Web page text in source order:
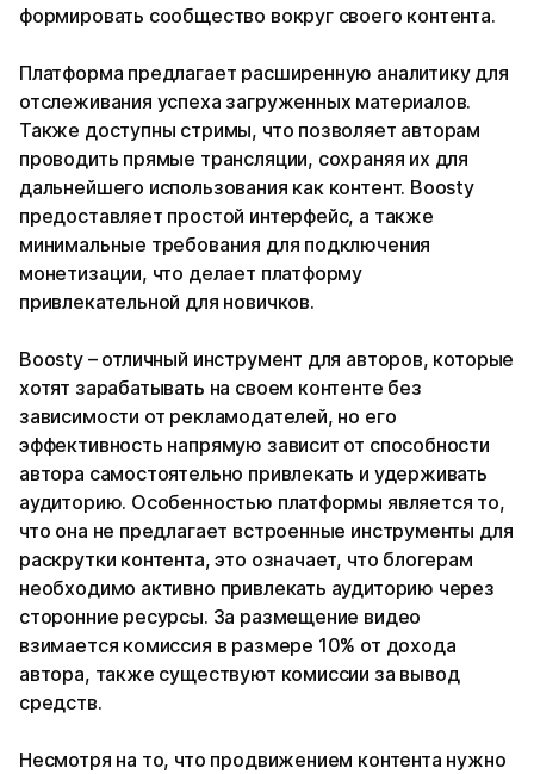
формировать сообщество вокруг своего контента.
Платформа предлагает расширенную аналитику для
отслеживания успеха загруженных материалов.
Также доступны стримы, что позволяет авторам
проводить прямые трансляции, сохраняя их для
дальнейшего использования как контент. Boosty
предоставляет простой интерфейс, а также
минимальные требования для подключения
монетизации, что делает платформу
привлекательной для новичков.
Boosty – отличный инструмент для авторов, которые
хотят зарабатывать на своем контенте без
зависимости от рекламодателей, но его
эффективность напрямую зависит от способности
автора самостоятельно привлекать и удерживать
аудиторию. Особенностью платформы является то,
что она не предлагает встроенные инструменты для
раскрутки контента, это означает, что блогерам
необходимо активно привлекать аудиторию через
сторонние ресурсы. За размещение видео
взимается комиссия в размере 10% от дохода
автора, также существуют комиссии за вывод
средств.
Несмотря на то, что продвижением контента нужно